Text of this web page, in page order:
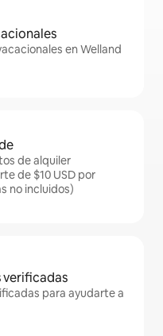
en Welland
de alquiler
de $10 USD por
no incluidos)
verificadas
para ayudarte a